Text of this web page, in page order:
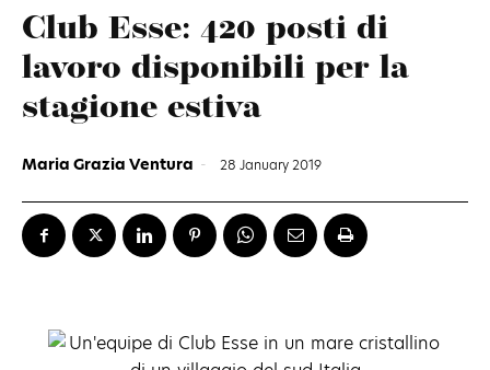
Club Esse: 420 posti di
lavoro disponibili per la
stagione estiva
Maria Grazia Ventura - 28 January 2019